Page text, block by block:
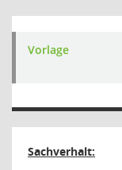
Vorlage
Sachverhalt: